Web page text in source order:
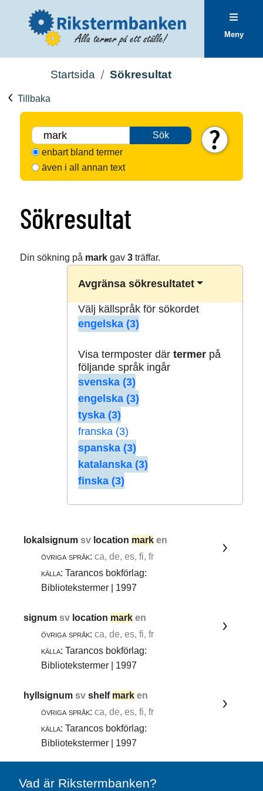
Meny
Startsida Sökresultat
Tillbaka
Sök
enbart bland termer
även i all annan text
Sökresultat
Din sökning på markgav 3träffar.
Avgränsa sökresultatet
Välj källspråk för sökordet
engelska (3)
Visa termposter där termerpå
följande språk ingår
svenska (3)
engelska (3)
tyska (3)
franska (3)
spanska (3)
katalanska (3)
finska (3)
lokalsignumsv location mark en
övriga språk: ca, de, es, fi, fr
källa: Tarancos bokförlag:
Bibliotekstermer | 1997
signumsv location mark en
övriga språk: ca, de, es, fi, fr
källa: Tarancos bokförlag:
Bibliotekstermer | 1997
hyllsignumsvshelf mark en
övriga språk: ca, de, es, fi, fr
källa: Tarancos bokförlag:
Bibliotekstermer | 1997
Vad är Rikstermbanken?